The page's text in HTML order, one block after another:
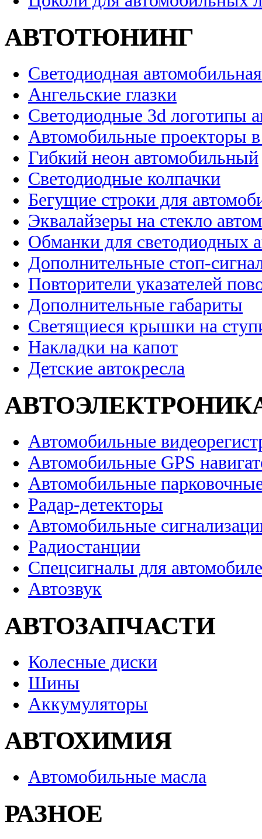
АВТОТЮНИНГ
Светодиодная
Ангельские глазки
Светодиодные 3d логотипы
Автомобильные проекторы
Гибкий неон автомобильный
Светодиодные колпачки
Бегущие строки для
Эквалайзеры на стекло
Обманки для светодиодных
Дополнительные стоп-
Повторители указателей
Дополнительные габариты
Светящиеся крышки на
Накладки на капот
Детские автокресла
Автомобильные
Автомобильные GPS
Автомобильные
Радар-детекторы
Автомобильные
Радиостанции
Спецсигналы для
Автозвук
АВТОЗАПЧАСТИ
Колесные диски
Шины
Аккумуляторы
АВТОХИМИЯ
Автомобильные масла
РАЗНОЕ